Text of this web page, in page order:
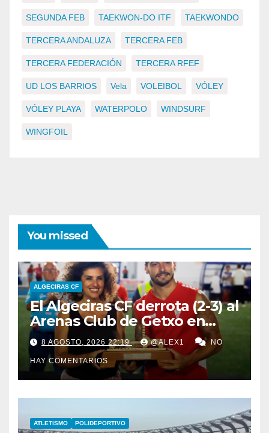
SEGUNDA FEB TAEKWON-DO ITF TAEKWONDO
TERCERA ANDALUZA TERCERA FEB
TERCERA FEDERACIÓN TERCERA RFEF
UD LOS BARRIOS Vela VOLEIBOL VÓLEY
VÓLEY PLAYA WATERPOLO WINDSURF
WINGFOIL
You missed
ALGECIRAS CF
El Algeciras CF derrota (2-3) al
Arenas Club de Getxo en
Lanzarote y lleva a sus
vitrinas el LVII Torneo ‘San
Ginés’
8 AGOSTO, 2026 22:19 @ALEX1 NO
HAY COMENTARIOS
ATLETISMO POLIDEPORTIVO